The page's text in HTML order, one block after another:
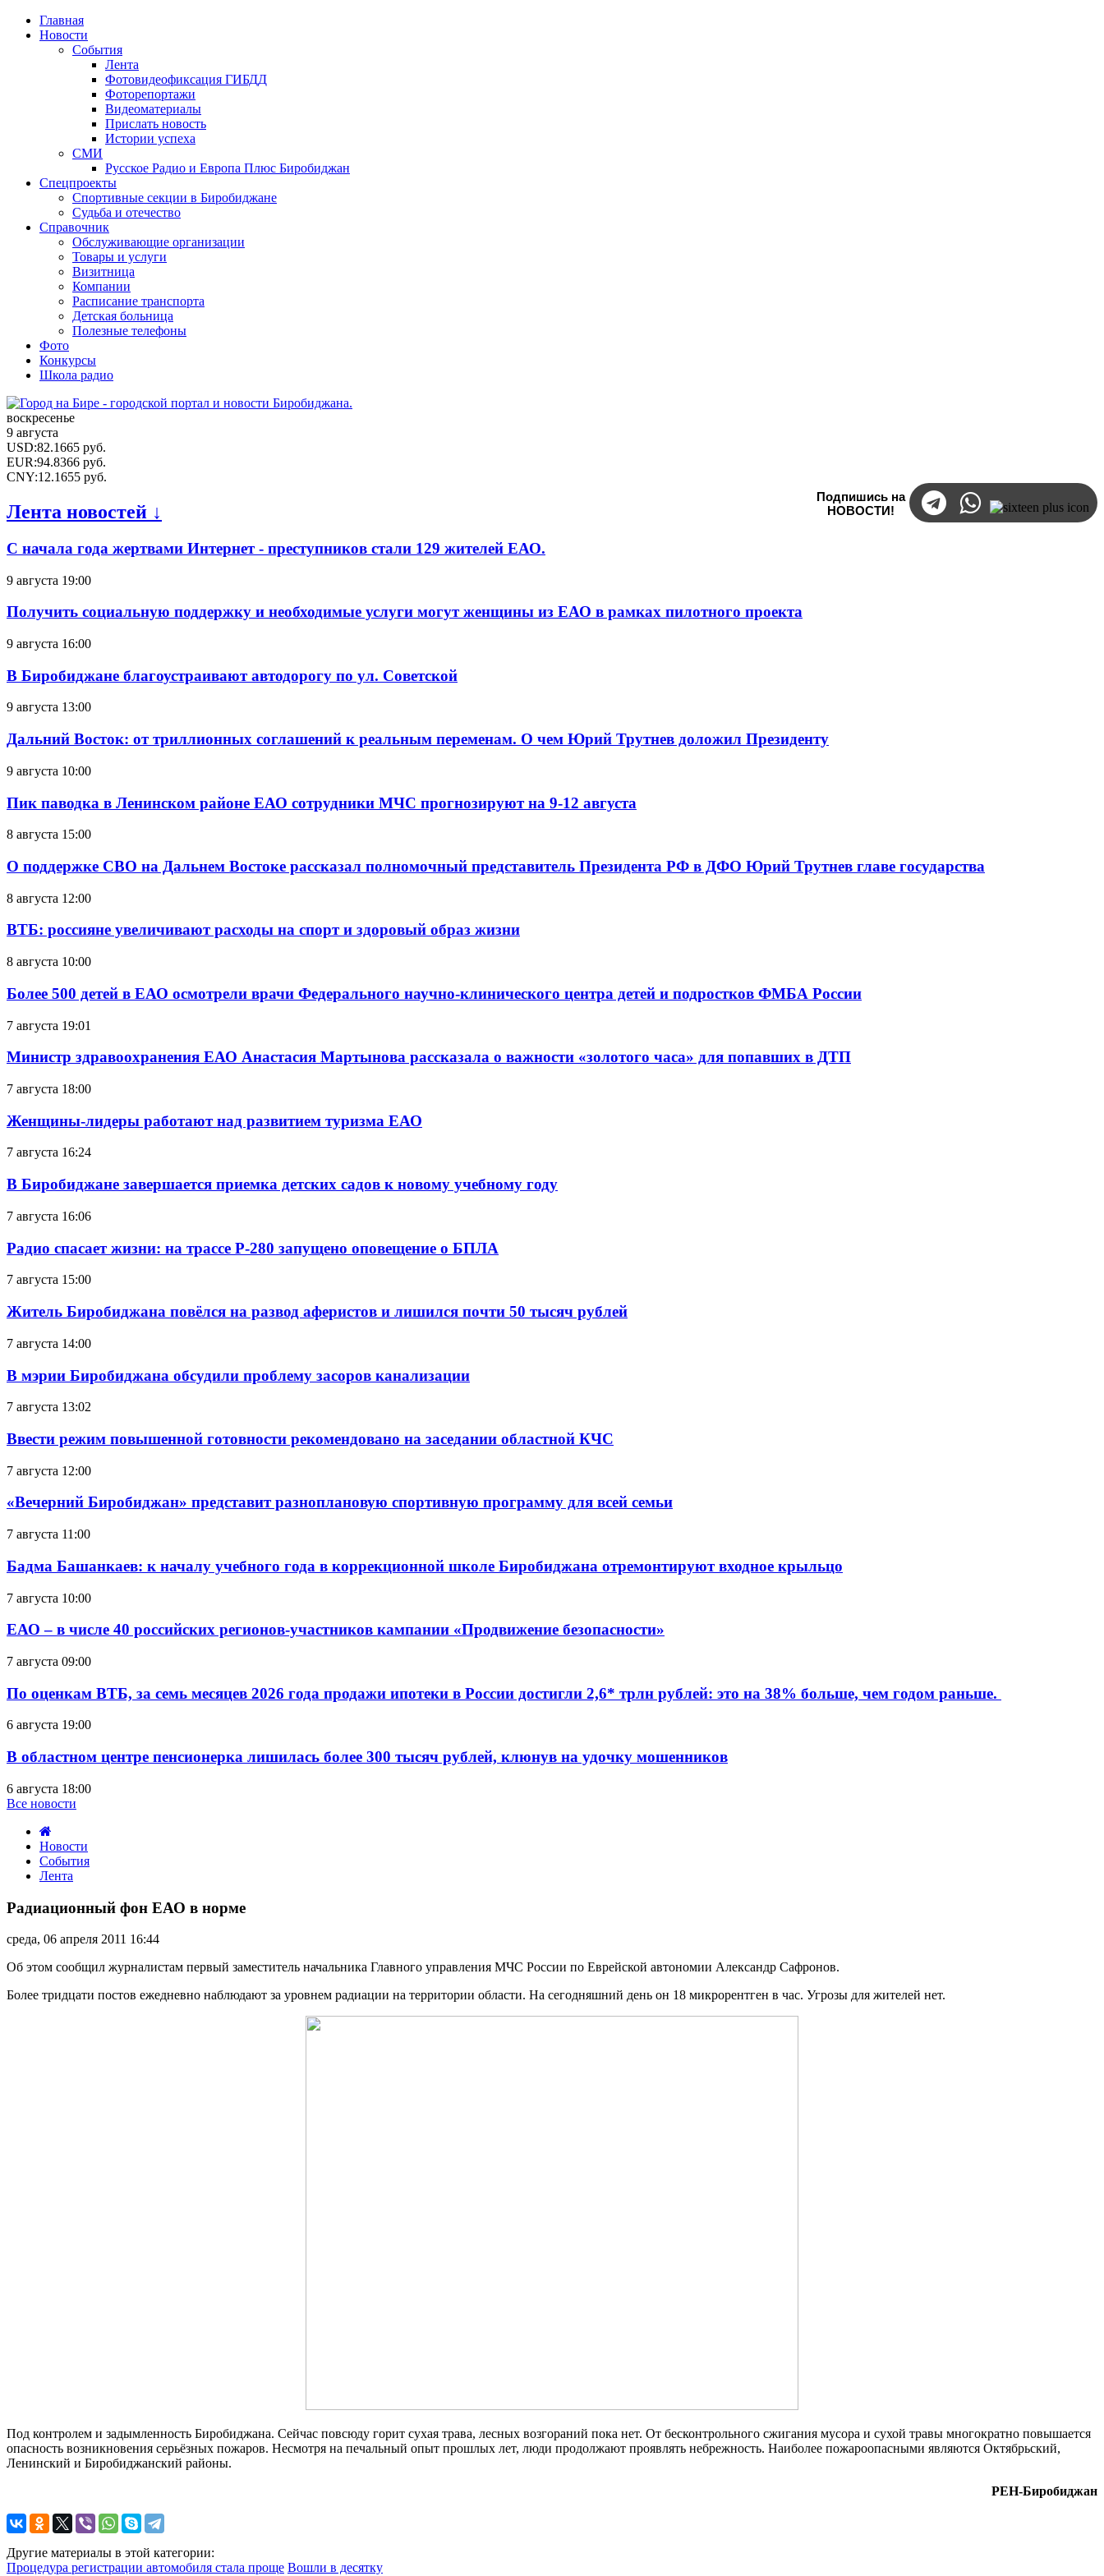
Главная
Новости
События
Лента
Фотовидеофиксация ГИБДД
Фоторепортажи
Видеоматериалы
Прислать новость
Истории успеха
СМИ
Русское Радио и Европа Плюс Биробиджан
Спецпроекты
Спортивные секции в Биробиджане
Судьба и отечество
Справочник
Обслуживающие организации
Товары и услуги
Визитница
Компании
Расписание транспорта
Детская больница
Полезные телефоны
Фото
Конкурсы
Школа радио
воскресенье
9 августа
USD:82.1665 руб.
EUR:94.8366 руб.
CNY:12.1655 руб.
Подпишись на
НОВОСТИ!
Лента новостей ↓
С начала года жертвами Интернет - преступников стали 129 жителей ЕАО.
9 августа 19:00
Получить социальную поддержку и необходимые услуги могут женщины из ЕАО в рамках пилотного проекта
9 августа 16:00
В Биробиджане благоустраивают автодорогу по ул. Советской
9 августа 13:00
Дальний Восток: от триллионных соглашений к реальным переменам. О чем Юрий Трутнев доложил Президенту
9 августа 10:00
Пик паводка в Ленинском районе ЕАО сотрудники МЧС прогнозируют на 9-12 августа
8 августа 15:00
О поддержке СВО на Дальнем Востоке рассказал полномочный представитель Президента РФ в ДФО Юрий Трутнев главе государства
8 августа 12:00
ВТБ: россияне увеличивают расходы на спорт и здоровый образ жизни
8 августа 10:00
Более 500 детей в ЕАО осмотрели врачи Федерального научно-клинического центра детей и подростков ФМБА России
7 августа 19:01
Министр здравоохранения ЕАО Анастасия Мартынова рассказала о важности «золотого часа» для попавших в ДТП
7 августа 18:00
Женщины-лидеры работают над развитием туризма ЕАО
7 августа 16:24
В Биробиджане завершается приемка детских садов к новому учебному году
7 августа 16:06
Радио спасает жизни: на трассе Р-280 запущено оповещение о БПЛА
7 августа 15:00
Житель Биробиджана повёлся на развод аферистов и лишился почти 50 тысяч рублей
7 августа 14:00
В мэрии Биробиджана обсудили проблему засоров канализации
7 августа 13:02
Ввести режим повышенной готовности рекомендовано на заседании областной КЧС
7 августа 12:00
«Вечерний Биробиджан» представит разноплановую спортивную программу для всей семьи
7 августа 11:00
Бадма Башанкаев: к началу учебного года в коррекционной школе Биробиджана отремонтируют входное крыльцо
7 августа 10:00
ЕАО – в числе 40 российских регионов-участников кампании «Продвижение безопасности»
7 августа 09:00
По оценкам ВТБ, за семь месяцев 2026 года продажи ипотеки в России достигли 2,6* трлн рублей: это на 38% больше, чем годом раньше.
6 августа 19:00
В областном центре пенсионерка лишилась более 300 тысяч рублей, клюнув на удочку мошенников
6 августа 18:00
Все новости
Новости
События
Лента
фон
ЕАО
в
норме
Радиационный фон ЕАО в норме
среда, 06 апреля 2011 16:44
Об этом сообщил журналистам первый заместитель начальника Главного управления МЧС России по Еврейской автономии Александр Сафронов.
Более тридцати постов ежедневно наблюдают за уровнем радиации на территории области. На сегодняшний день он 18 микрорентген в час. Угрозы для жителей нет.
Под контролем и задымленность Биробиджана. Сейчас повсюду горит сухая трава, лесных возгораний пока нет. От бесконтрольного сжигания мусора и сухой травы многократно повышается
опасность возникновения серьёзных пожаров. Несмотря на печальный опыт прошлых лет, люди продолжают проявлять небрежность. Наиболее пожароопасными являются Октябрьский,
Ленинский и Биробиджанский районы.
РЕН-Биробиджан
Другие материалы в этой категории:
Процедура регистрации автомобиля стала проще Вошли в десятку